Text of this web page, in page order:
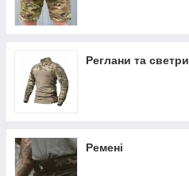
Реглани та светри
Ремені